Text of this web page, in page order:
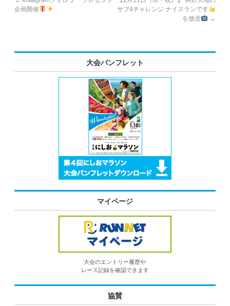
企画開催
サブ4チャレンジ ナイスランです
を放送
→
大会パンフレット
マイページ
大会のエントリー履歴や
レース記録を確認できます
協賛